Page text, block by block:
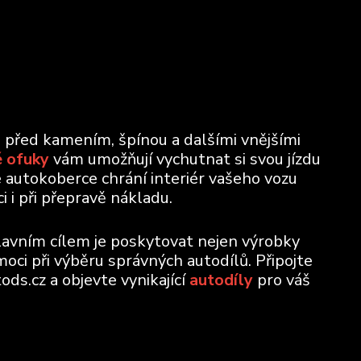
kamením, špínou a dalšími vnějšími
ofukyvám umožňují vychutnat si svou jízdu
chrání interiér vašeho vozu
i při přepravě nákladu.
cílem je poskytovat nejen výrobky
při výběru správných autodílů. Připojte
a objevte vynikajícíautodíly pro váš